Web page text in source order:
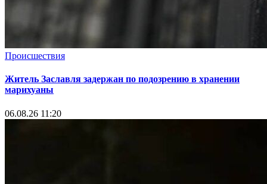
Происшествия
Житель Заславля задержан по подозрению в хранении
марихуаны
06.08.26 11:20